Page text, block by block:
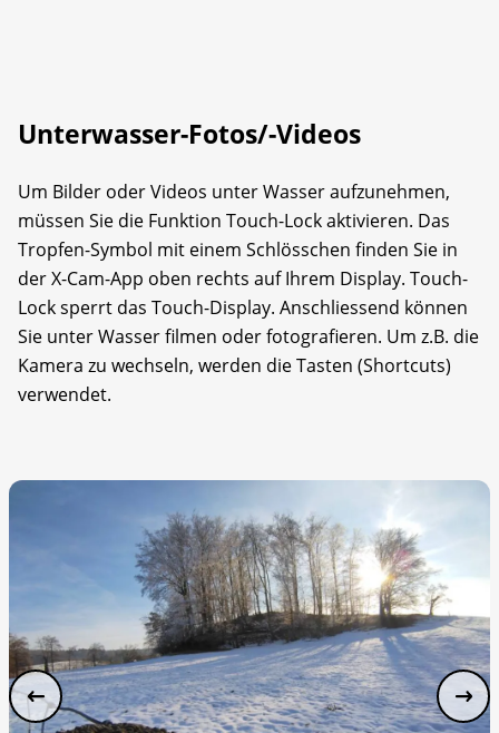
Unterwasser-Fotos/-Videos
Um Bilder oder Videos unter Wasser aufzunehmen,
müssen Sie die Funktion Touch-Lock aktivieren. Das
Tropfen-Symbol mit einem Schlösschen finden Sie in
der X-Cam-App oben rechts auf Ihrem Display. Touch-
Lock sperrt das Touch-Display. Anschliessend können
Sie unter Wasser filmen oder fotografieren. Um z.B. die
Kamera zu wechseln, werden die Tasten (Shortcuts)
verwendet.